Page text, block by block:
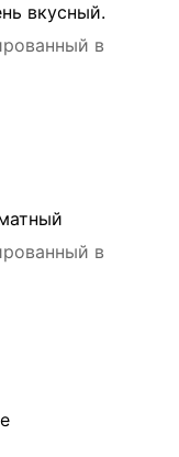
вкусный.
в
в